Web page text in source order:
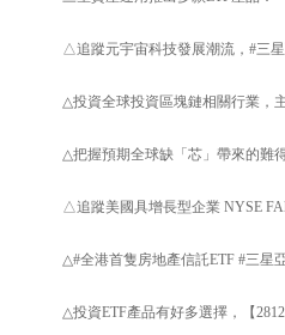
△追蹤元宇宙科技發展潮流，#三
△投資全球投資區塊鏈相關行業，
△把握預期全球缺「芯」帶來的難
△追蹤美國具增長型企業 NYSE
△#全港首隻房地產信託ETF #三星
△投資ETF產品有好多選擇，【